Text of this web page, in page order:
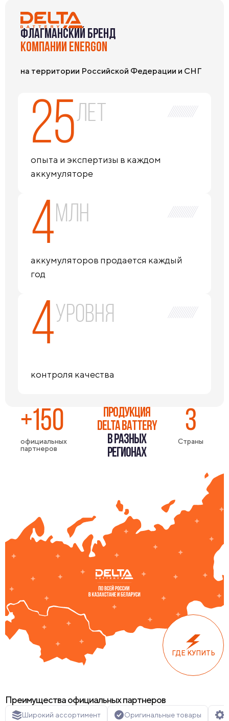
ФЛАГМАНСКИЙ БРЕНД
КОМПАНИИ ENERGON
на территории Российской Федерации и СНГ
25лет
опыта и экспертизы в каждом
аккумуляторе
4млн
аккумуляторов продается каждый
год
4уровня
контроля качества
+150
официальных
партнеров
ПРОДУКЦИЯ
DELTA BATTERY
В РАЗНЫХ
РЕГИОНАХ
3
Страны
Преимущества официальных партнеров
Широкий ассортимент Оригинальные товары
ГДЕ КУПИТЬ